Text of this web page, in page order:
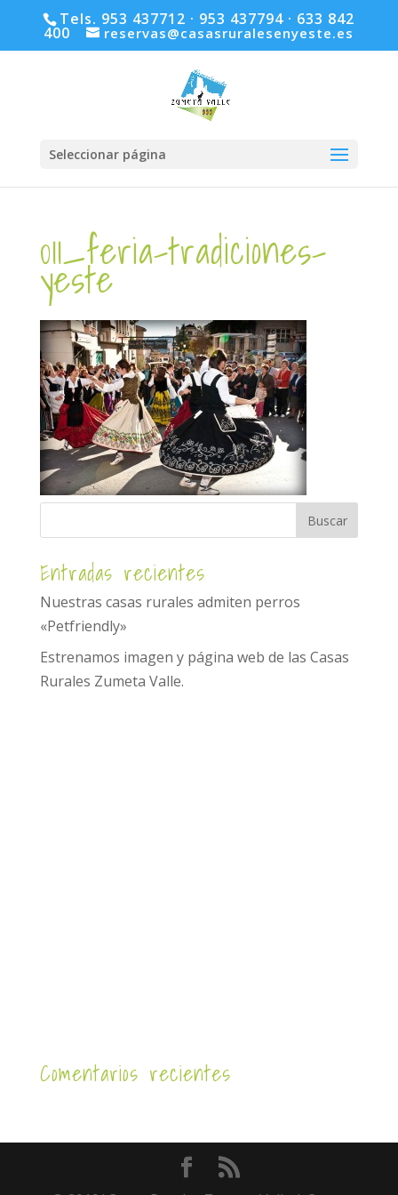
Tels. 953 437712 · 953 437794 · 633 842
400 reservas@casasruralesenyeste.es
Seleccionar página
011_feria-tradiciones-
yeste
Entradas recientes
Nuestras casas rurales admiten perros
«Petfriendly»
Estrenamos imagen y página web de las Casas
Rurales Zumeta Valle.
Comentarios recientes